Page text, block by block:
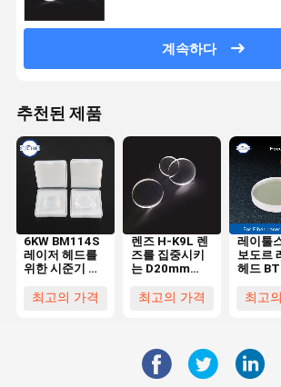
계속하다
추천된 제품
6KW BM114S
레이저 헤드를
위한 시준기 렌
는 D37 F100
최고의 가격
렌즈 H-K9L 렌
즈를 집중시키
는 D20mm
1064nmAR 플
최고의 가격
레이툴
보도르
헤드
유 레이
최고